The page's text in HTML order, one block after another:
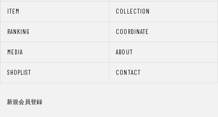
ITEM COLLECTION
RANKING COORDINATE
MEDIA ABOUT
SHOPLIST CONTACT
新規会員登録